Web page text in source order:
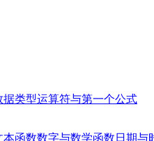
据类型运算符与第一个公式
本函数数字与数学函数 日期与